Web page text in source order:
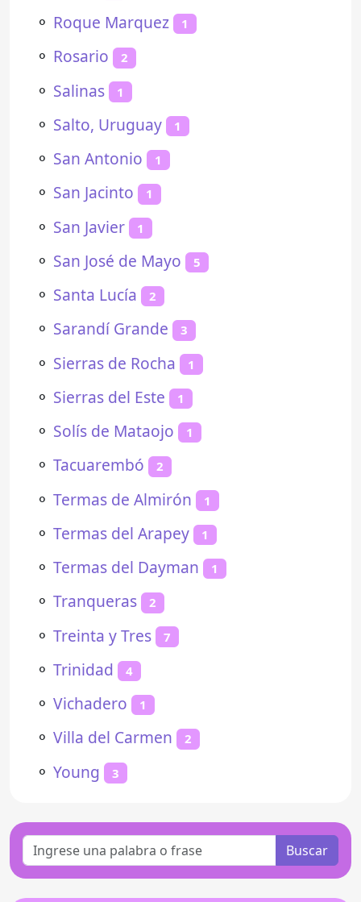
⚬ Roque Marquez 1
⚬ Rosario 2
⚬ Salinas 1
⚬ Salto, Uruguay 1
⚬ San Antonio 1
⚬ San Jacinto 1
⚬ San Javier 1
⚬ San José de Mayo 5
⚬ Santa Lucía 2
⚬ Sarandí Grande 3
⚬ Sierras de Rocha 1
⚬ Sierras del Este 1
⚬ Solís de Mataojo 1
⚬ Tacuarembó 2
⚬ Termas de Almirón 1
⚬ Termas del Arapey 1
⚬ Termas del Dayman 1
⚬ Tranqueras 2
⚬ Treinta y Tres 7
⚬ Trinidad 4
⚬ Vichadero 1
⚬ Villa del Carmen 2
⚬ Young 3
Buscar